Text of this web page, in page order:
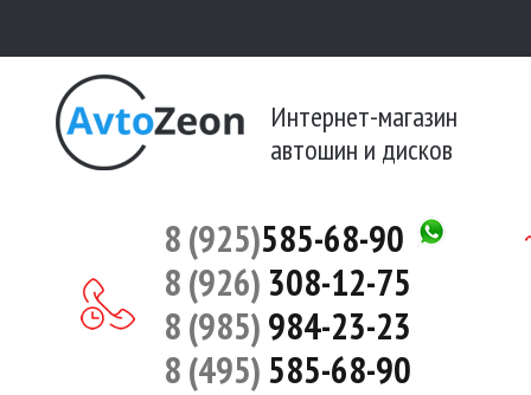
Интернет-магазин
автошин и дисков
8 (925)585-68-90
8 (926) 308-12-75
8 (985)984-23-23
8 (495)585-68-90